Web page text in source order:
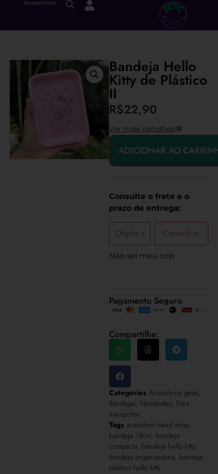
Acessórios
Bandeja Hello
Kitty de Plástico
II
R$22,90
Pagamento Seguro
Compartilhe:
Categories Acessórios geek,
Bandejas, Novidades, Para
transportar
Tags acessório head shop,
bandeja 18cm, bandeja
compacta, bandeja hello kitty,
bandeja organizadora, bandeja
plastico hello kitty
Ver mais detalhes
ADICIONAR AO
Consulte o frete e o
prazo de entrega:
Consultar
Não sei meu cep